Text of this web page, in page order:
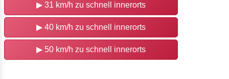
▶ 31 km/h zu schnell innerorts
▶ 40 km/h zu schnell innerorts
▶ 50 km/h zu schnell innerorts